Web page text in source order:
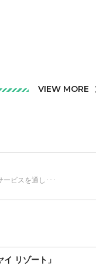
VIEW MORE
ビスを通し･･･
リゾート」